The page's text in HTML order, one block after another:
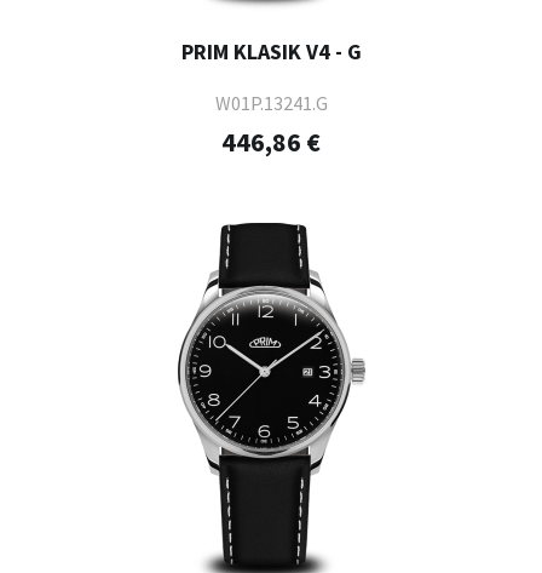
PRIM KLASIK V4 - G
W01P.13241.G
446,86 €